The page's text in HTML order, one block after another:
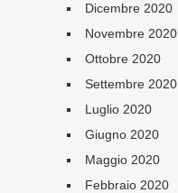
Dicembre 2020
Novembre 2020
Ottobre 2020
Settembre 2020
Luglio 2020
Giugno 2020
Maggio 2020
Febbraio 2020